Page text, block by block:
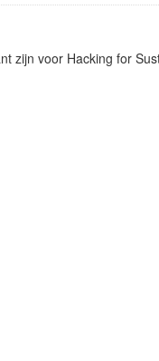
zijn voor Hacking for